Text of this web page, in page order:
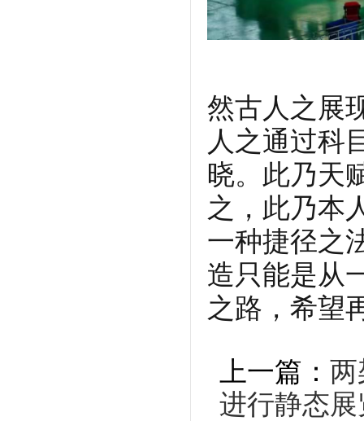
然古人之展
人之通过科
晓。此乃天
之，此乃本
一种捷径之
造只能是从
之路，希望
上一篇： 两
进行静态展